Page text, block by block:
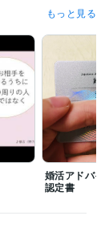
い】
2021年
年 : 2021年
年
もっと見る
婚活アドバイ
認定書